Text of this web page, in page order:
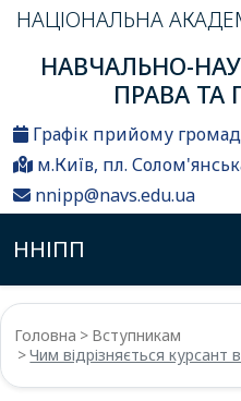
НАЦІОНАЛЬНА
НАВЧАЛЬНО-
ПРАВА ТА
Графік прийому
м.Київ, пл.
nnipp@navs.edu.ua
ННІПП
Головна
Вступникам
Чим відрізняється курсант